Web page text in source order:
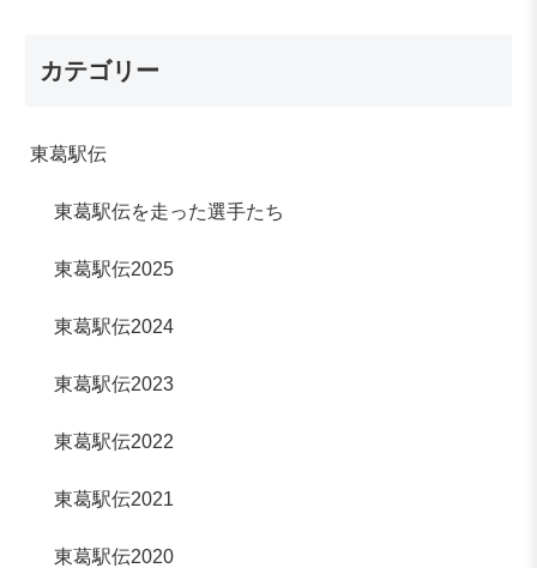
カテゴリー
東葛駅伝
東葛駅伝を走った選手たち
東葛駅伝2025
東葛駅伝2024
東葛駅伝2023
東葛駅伝2022
東葛駅伝2021
東葛駅伝2020